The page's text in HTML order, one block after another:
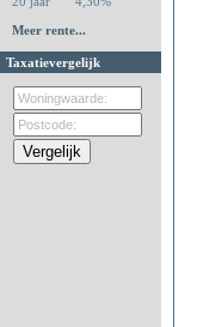
Meer rente...
Taxatievergelijk